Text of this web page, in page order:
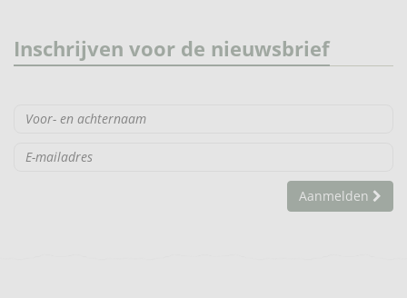
Inschrijven voor de nieuwsbrief
Aanmelden